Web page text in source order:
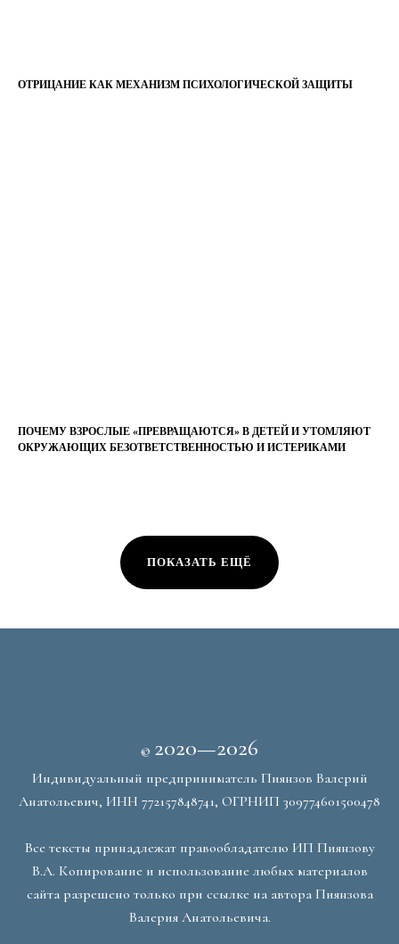
ОТРИЦАНИЕ КАК МЕХАНИЗМ ПСИХОЛОГИЧЕСКОЙ ЗАЩИТЫ
ПОЧЕМУ ВЗРОСЛЫЕ «ПРЕВРАЩАЮТСЯ» В ДЕТЕЙ И УТОМЛЯЮТ
ОКРУЖАЮЩИХ БЕЗОТВЕТСТВЕННОСТЬЮ И ИСТЕРИКАМИ
ПОКАЗАТЬ ЕЩЁ
© 2020—2026
Индивидуальный предприниматель Пиянзов Валерий
Анатольевич, ИНН 772157848741, ОГРНИП 309774601500478
Все тексты принадлежат правообладателю ИП Пиянзову
В.А. Копирование и использование любых материалов
сайта разрешено только при ссылке на автора Пиянзова
Валерия Анатольевича.